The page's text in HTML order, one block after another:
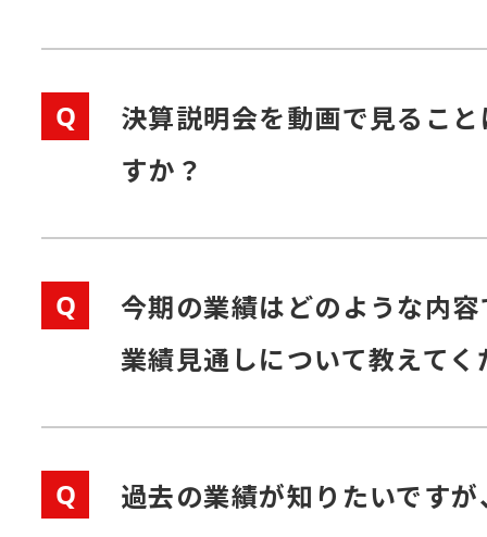
Q
決算説明会を動画で見るこ
すか？
Q
今期の業績はどのような内
業績見通しについて教えてく
Q
過去の業績が知りたいです